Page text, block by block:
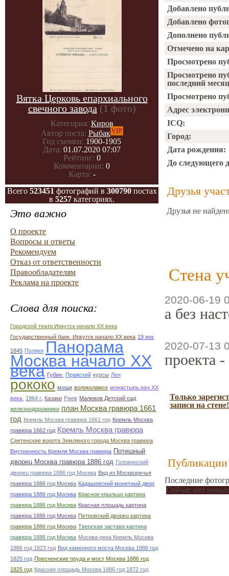
Вятка Церковь епархиального
свечного завода (1 фото)
Категория: Киров
Автор поста: РыбакVIP
Год съемки: 1900-1905
Дата: 01.07.2020 07:07
Рейтинг: 0
Комментарии: 0
Карта: -
Всего 523451 фотографий в 300790постах
в 5257 категориях.
Это важно
О проекте
Вопросы и ответы
Рекомендуем
Отказ от ответственности
Правообладателям
Реклама на проекте
Слова для поиска:
Городской театр Иркутск начало ХХ века
Государственный банк. Иркутск начало ХХ века 19 век
1845 Поляки Панорама
Москва начало ХХ
века Губин. Пражский курсы Лен
рококо мощи волоколамск монастырь.нач.ХХ
века.
1964 г. Казаки Ржев Малюков Детский сад
железнодорожники план Москва гравюра 1661
год Кремль Москва гравюра 1661 год Кремль Москва
гравюра 1662 год Кремль Москва гравюра
Сретенские ворота Земляного города Москва гравюра
Внутренность Кремля Москва гравюра Потешный
дворец Москва гравюра 1886 год Головинский
дворец гравюра 1886 год Москва Вид из Москворечья
гравюра 1886 год Москва Кадашевский монетный двор
гравюра 1886 год Москва Красное крыльцо картина
гравюра 1886 год Москва Красная площадь картина
гравюра 1886 год Москва Петровский дворец картина
гравюра 1886 год Москва Тверская застава картина
гравюра 1886 год Москва Москва-река Кремль Москва
1886 год 1823 год Вид каменного моста Москва 1886 год
1825 год Пресненские пруда и мост Москва 1886 год
1825 год Красная площадь Москва 1886 год 1872 год
Добавлено
Добавлено
Дополнено
Отмечено на
Просмотрено
Просмотрено
последний
Просмотрено
Адрес
ICQ:
Город:
Дата рождения:
До следующего
Друзья
Друзья не
Стена
2020-06-19
а без
2020-07-13
проекта
Только
записи на стене!
Публикации
Последние
Сейчас нет